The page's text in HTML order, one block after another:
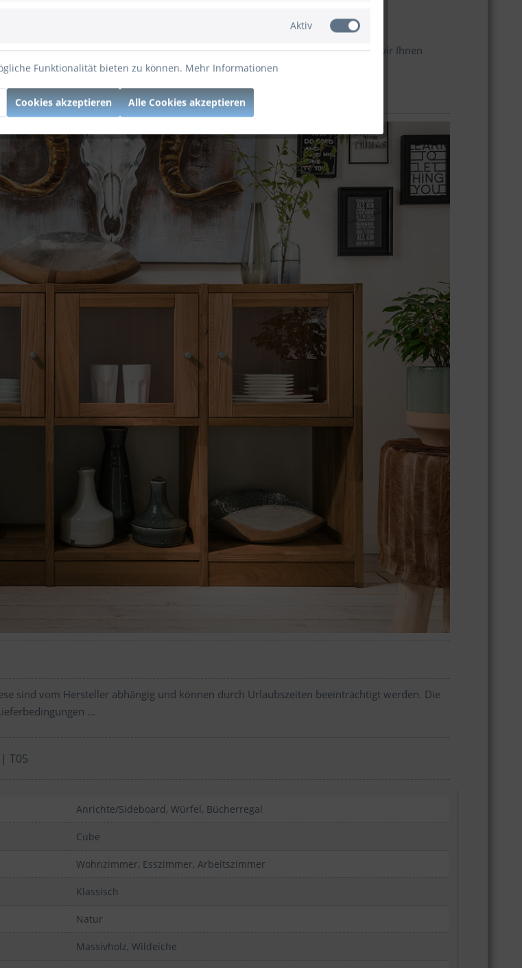
Optionen
Sie wünschen eine andere Zusammenstellung? Gern machen wir Ihnen
sind vom Hersteller abhängig und können durch Urlaubszeiten beeinträchtigt werden. Die
…
T05
Anrichte/Sideboard, Würfel, Bücherregal
Cube
Wohnzimmer, Esszimmer, Arbeitszimmer
Klassisch
Natur
Massivholz, Wildeiche
Aktiv
Funktionalität bieten zu können. Mehr Informationen
Cookies akzeptieren Alle Cookies akzeptieren